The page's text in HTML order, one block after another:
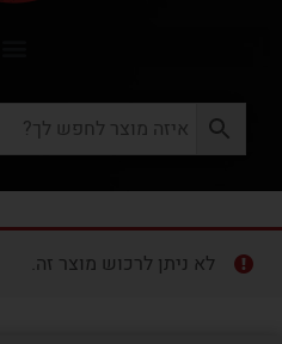
לא ניתן לרכוש מוצר זה.